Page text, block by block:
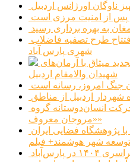
ناوگان اورژانس اردبیل
پس از امنیت مرزی است
شهری پارس آباد
شهیدان والامقام اردبیل
جنگ امروز، رسانه است
شهردار اردبیل از مناطق
«مروجان معروف»
شهر هوشمند+ فیلم